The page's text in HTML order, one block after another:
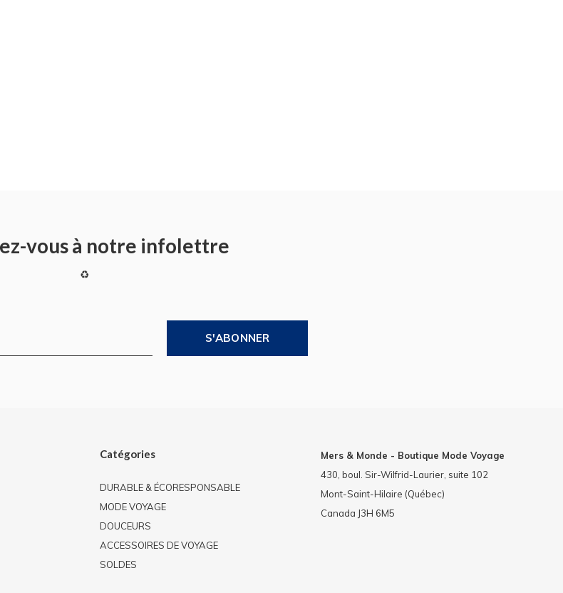
vous à notre infolettre
♻
S'ABONNER
Catégories
DURABLE & ÉCORESPONSABLE
MODE VOYAGE
DOUCEURS
ACCESSOIRES DE VOYAGE
SOLDES
Mers & Monde - Boutique Mode Voyage
430, boul. Sir-Wilfrid-Laurier, suite 102
Mont-Saint-Hilaire (Québec)
Canada J3H 6M5